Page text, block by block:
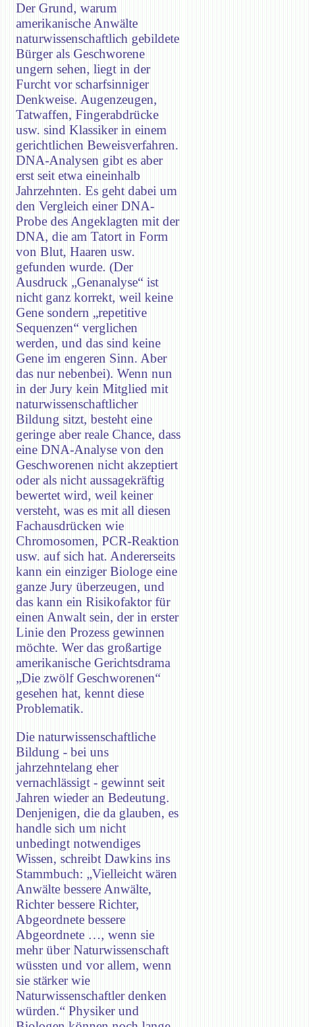
Der Grund, warum
amerikanische Anwälte
naturwissenschaftlich gebildete
Bürger als Geschworene
ungern sehen, liegt in der
Furcht vor scharfsinniger
Denkweise. Augenzeugen,
Tatwaffen, Fingerabdrücke
usw. sind Klassiker in einem
gerichtlichen Beweisverfahren.
DNA-Analysen gibt es aber
erst seit etwa eineinhalb
Jahrzehnten. Es geht dabei um
den Vergleich einer DNA-
Probe des Angeklagten mit der
DNA, die am Tatort in Form
von Blut, Haaren usw.
gefunden wurde. (Der
Ausdruck „Genanalyse“ ist
nicht ganz korrekt, weil keine
Gene sondern „repetitive
Sequenzen“ verglichen
werden, und das sind keine
Gene im engeren Sinn. Aber
das nur nebenbei). Wenn nun
in der Jury kein Mitglied mit
naturwissenschaftlicher
Bildung sitzt, besteht eine
geringe aber reale Chance, dass
eine DNA-Analyse von den
Geschworenen nicht akzeptiert
oder als nicht aussagekräftig
bewertet wird, weil keiner
versteht, was es mit all diesen
Fachausdrücken wie
Chromosomen, PCR-Reaktion
usw. auf sich hat. Andererseits
kann ein einziger Biologe eine
ganze Jury überzeugen, und
das kann ein Risikofaktor für
einen Anwalt sein, der in erster
Linie den Prozess gewinnen
möchte. Wer das großartige
amerikanische Gerichtsdrama
„Die zwölf Geschworenen“
gesehen hat, kennt diese
Problematik.
Die naturwissenschaftliche
Bildung - bei uns
jahrzehntelang eher
vernachlässigt - gewinnt seit
Jahren wieder an Bedeutung.
Denjenigen, die da glauben, es
handle sich um nicht
unbedingt notwendiges
Wissen, schreibt Dawkins ins
Stammbuch: „Vielleicht wären
Anwälte bessere Anwälte,
Richter bessere Richter,
Abgeordnete bessere
Abgeordnete …, wenn sie
mehr über Naturwissenschaft
wüssten und vor allem, wenn
sie stärker wie
Naturwissenschaftler denken
würden.“ Physiker und